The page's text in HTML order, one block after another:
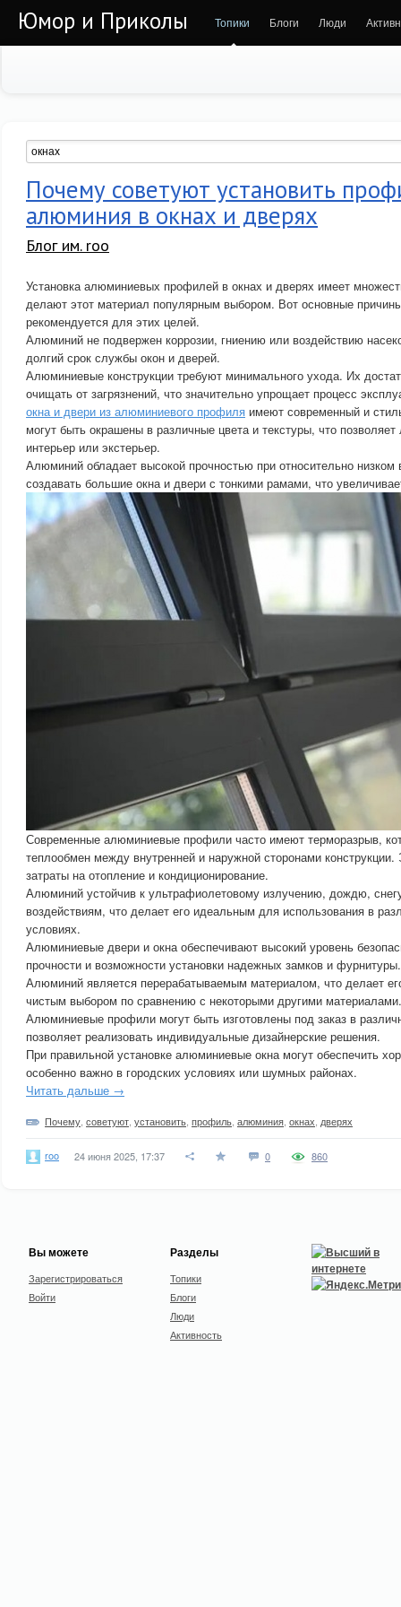
Юмор и Приколы Топики Блоги Люди
Почему советуют установить
алюминия в окнах и дверях
Блог им. roo
Установка алюминиевых профилей в окнах и дверях имеет
делают этот материал популярным выбором. Вот основные
рекомендуется для этих целей.
Алюминий не подвержен коррозии, гниению или воздействию
долгий срок службы окон и дверей.
Алюминиевые конструкции требуют минимального ухода. Их
очищать от загрязнений, что значительно упрощает процесс
окна и двери из алюминиевого профиля имеют современный и
могут быть окрашены в различные цвета и текстуры, что
интерьер или экстерьер.
Алюминий обладает высокой прочностью при относительно низком
создавать большие окна и двери с тонкими рамами, что
Современные алюминиевые профили часто имеют терморазрыв,
теплообмен между внутренней и наружной сторонами конструкции.
затраты на отопление и кондиционирование.
Алюминий устойчив к ультрафиолетовому излучению, дождю,
воздействиям, что делает его идеальным для использования в
условиях.
Алюминиевые двери и окна обеспечивают высокий уровень
прочности и возможности установки надежных замков и фурнитуры.
Алюминий является перерабатываемым материалом, что делает
чистым выбором по сравнению с некоторыми другими материалами.
Алюминиевые профили могут быть изготовлены под заказ в
позволяет реализовать индивидуальные дизайнерские решения.
При правильной установке алюминиевые окна могут обеспечить
особенно важно в городских условиях или шумных районах.
Читать дальше →
Почему советуют установить профиль алюминия окнах дверях
roo 24 июня 2025, 17:37 0 860
Вы можете
Зарегистрироваться
Войти
Разделы
Топики
Блоги
Люди
Активность